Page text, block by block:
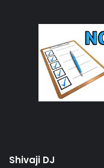
Shivaji DJ